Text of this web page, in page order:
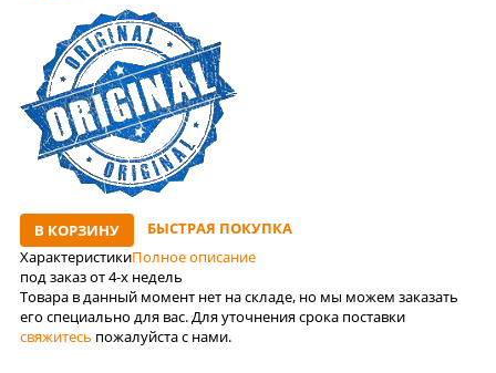
В КОРЗИНУ
БЫСТРАЯ ПОКУПКА
ХарактеристикиПолное описание
под заказ от 4-x недель
Товара в данный момент нет на складе, но мы можем заказать
его специально для вас. Для уточнения срока поставки
свяжитесь пожалуйста с нами.